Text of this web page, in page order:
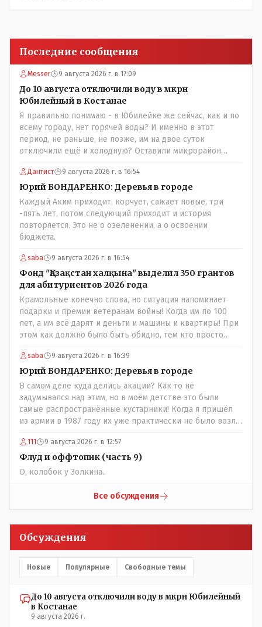
Последние сообщения
Messer 9 августа 2026 г. в 17:09
До 10 августа отключили воду в мкрн
Юбилейный в Костанае
Я правильно понимаю - в Юбилейке же сейчас, как и по
всему городу, нет горячей воды? И именно в этот
период, не раньше, не позже, им на двое суток
отключили ещё и холодную? Оставили микрорайон
вообще без воды?
Дантист 9 августа 2026 г. в 16:54
Юрий БОНДАРЕНКО: Деревья в городе
Каждый Аким приходит, корчует, сажает новые, три
-пять лет, потом следующий приходит и история
повторяется. Это не о озеленении, а о освоении
бюджета.
saba 9 августа 2026 г. в 16:54
Фонд "Қазақстан халқына" выделил 350 грантов
для абитуриентов 2026 года
Крамольные конечно слова, но ситуация напоминает
подарки и премии ветеранам войны! Когда им по 100
лет, а им всё дарят и деньги и машины и квартиры! При
этом как должно было быть обидно, тем кто просто
выживал в эти годы отказывая себе во всём и работая
для фронта! Не всем повезло и получить медаль" За
доблестный труд в годы ВОВ", там хоть какие то льготы
были! А тут? Может всё таки стоит оценивать по
степени заинтересованности в высшем образовании, а
не по степени того , как тебе не повезло в жизни?
saba 9 августа 2026 г. в 16:39
Юрий БОНДАРЕНКО: Деревья в городе
В самом деле куда делись акации? Как то не
задумывался над этим, но в моём детстве это были
самые распространённые кустарники! Когда я пришёл
из армии в 1987 году их уже практически не было возле
родительского дома по улице Амангельды! А что
случилось то, с целым видом кустарника?
111 9 августа 2026 г. в 12:57
Флуд и оффтопик (часть 9)
О, колобок у Золкина..
Все обсуждения
Обсуждения
Новые Популярные Свободные темы
До 10 августа отключили воду в мкрн Юбилейный
в Костанае
9 августа 2026 г.